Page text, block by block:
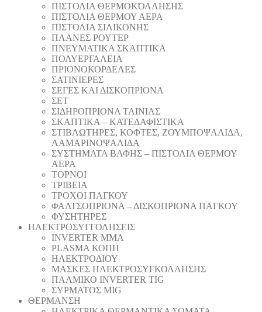
ΠΙΣΤΟΛΙΑ ΘΕΡΜΟΚΌΛΛΗΣΗΣ
ΠΙΣΤΟΛΙΑ ΘΕΡΜΟΥ ΑΕΡΑ
ΠΙΣΤΟΛΙΑ ΣΙΛΙΚΟΝΗΣ
ΠΛΑΝΕΣ ΡΟΥΤΕΡ
ΠΝΕΥΜΑΤΙΚΑ ΣΚΑΠΤΙΚΑ
ΠΟΛΥΕΡΓΑΛΕΙΑ
ΠΡΙΟΝΟΚΟΡΔΕΛΕΣ
ΣΑΤΙΝΙΕΡΕΣ
ΣΕΓΕΣ ΚΑΙ ΔΙΣΚΟΠΡΙΟΝΑ
ΣΕΤ
ΣΙΔΗΡΟΠΡΙΟΝΑ ΤΑΙΝΙΑΣ
ΣΚΑΠΤΙΚΑ – ΚΑΤΕΔΑΦΙΣΤΙΚΑ
ΣΤΙΒΛΩΤΗΡΕΣ, ΚΟΦΤΕΣ, ΖΟΥΜΠΟΨΑΛΙΔΑ,
ΛΑΜΑΡΙΝΟΨΑΛΙΔΑ
ΣΥΣΤΗΜΑΤΑ ΒΑΦΗΣ – ΠΙΣΤΟΛΙΑ ΘΕΡΜΟΥ
ΑΕΡΑ
ΤΟΡΝΟΙ
ΤΡΙΒΕΙΑ
ΤΡΟΧΟΙ ΠΑΓΚΟΥ
ΦΑΛΤΣΟΠΡΙΟΝΑ – ΔΙΣΚΟΠΡΙΟΝΑ ΠΑΓΚΟΥ
ΦΥΣΗΤΗΡΕΣ
ΗΛΕΚΤΡΟΣΥΓΓΟΛΗΣΕΙΣ
INVERTER MMA
PLASMA ΚΟΠΗ
ΗΛΕΚΤΡΟΔΙΟΥ
ΜΑΣΚΕΣ ΗΛΕΚΤΡΟΣΥΓΚΟΛΛΗΣΗΣ
ΠΑΛΜΙΚΟ INVERTER TIG
ΣΥΡΜΑΤΟΣ MIG
ΘΕΡΜΑΝΣΗ